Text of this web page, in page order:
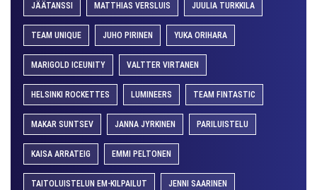
JÄÄTANSSI MATTHIAS VERSLUIS JUULIA TURKKILA
TEAM UNIQUE JUHO PIRINEN YUKA ORIHARA
MARIGOLD ICEUNITY VALTTER VIRTANEN
HELSINKI ROCKETTES LUMINEERS TEAM FINTASTIC
MAKAR SUNTSEV JANNA JYRKINEN PARILUISTELU
KAISA ARRATEIG EMMI PELTONEN
TAITOLUISTELUN EM-KILPAILUT JENNI SAARINEN